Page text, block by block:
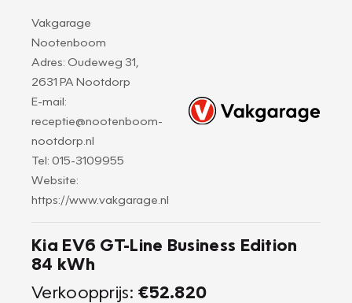
Vakgarage
Nootenboom
Adres: Oudeweg 31,
2631 PA Nootdorp
E-mail:
receptie@nootenboom-
nootdorp.nl
Tel: 015-3109955
Website:
https://www.vakgarage.nl
Kia EV6 GT-Line Business Edition
84 kWh
Verkoopprijs: €52.820